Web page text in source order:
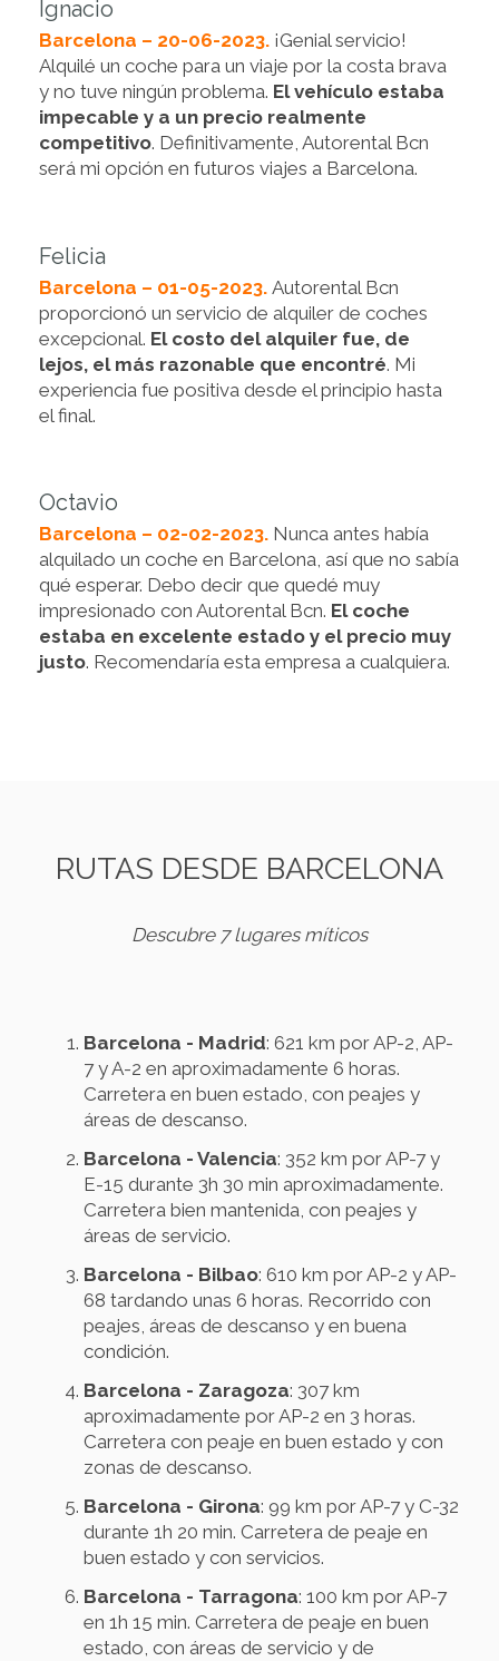
Ignacio
Barcelona – 20-06-2023. ¡Genial servicio!
Alquilé un coche para un viaje por la costa brava
y no tuve ningún problema. El vehículo estaba
impecable y a un precio realmente
competitivo. Definitivamente, Autorental Bcn
será mi opción en futuros viajes a Barcelona.
Felicia
Barcelona – 01-05-2023. Autorental Bcn
proporcionó un servicio de alquiler de coches
excepcional. El costo del alquiler fue, de
lejos, el más razonable que encontré. Mi
experiencia fue positiva desde el principio hasta
el final.
Octavio
Barcelona – 02-02-2023. Nunca antes había
alquilado un coche en Barcelona, así que no sabía
qué esperar. Debo decir que quedé muy
impresionado con Autorental Bcn. El coche
estaba en excelente estado y el precio muy
justo. Recomendaría esta empresa a cualquiera.
RUTAS DESDE BARCELONA
Descubre 7 lugares míticos
Barcelona - Madrid: 621 km por AP-2, AP-
7 y A-2 en aproximadamente 6 horas.
Carretera en buen estado, con peajes y
áreas de descanso.
Barcelona - Valencia: 352 km por AP-7 y
E-15 durante 3h 30 min aproximadamente.
Carretera bien mantenida, con peajes y
áreas de servicio.
Barcelona - Bilbao: 610 km por AP-2 y AP-
68 tardando unas 6 horas. Recorrido con
peajes, áreas de descanso y en buena
condición.
Barcelona - Zaragoza: 307 km
aproximadamente por AP-2 en 3 horas.
Carretera con peaje en buen estado y con
zonas de descanso.
Barcelona - Girona: 99 km por AP-7 y C-32
durante 1h 20 min. Carretera de peaje en
buen estado y con servicios.
Barcelona - Tarragona: 100 km por AP-7
en 1h 15 min. Carretera de peaje en buen
estado, con áreas de servicio y de